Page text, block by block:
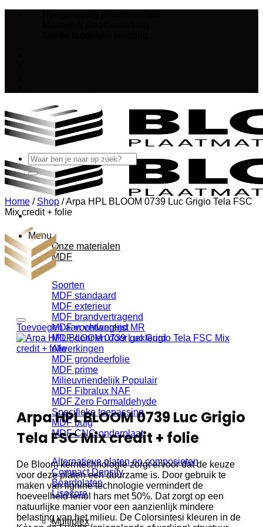
Menu
Onze materialen
MDF
Soorten
MDF standaard
MDF exterieur
MDF brandvertragend
MDF vochtwerend MR
MDF door en door gekleurd
Afwerkingen
MDF grondeerfolie
MDF prime
Milieuvriendelijk
MDF Fibralux NAF
MDF Zero Formaldehyde
Specifieke toepassing
MDF buig
MDF CNC-onderplaat
Alternatieve platen en composieten
Compact Density
Boardplaten
Lisocore
Multiplex
Zoeken
naar:
Home / Shop /Arpa HPL BLOOM 0739 Luc Grigio Tela FSC
Mix credit + folie
Toevoegen aan verlanglijst
Arpa HPL BLOOM 0739 Luc Grigio
Tela FSC Mix credit + folie
De Bloom kerntechnologie zorgt ervoor dat de keuze
voor deze platen een duurzame is. Door gebruik te
maken van lignine technologie vermindert de
hoeveelheid fenol hars met 50%. Dat zorgt op een
natuurlijke manier voor een aanzienlijk mindere
belasting van het milieu. De Colorsintesi kleuren in de